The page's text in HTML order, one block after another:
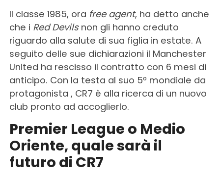
Il classe 1985, ora free agent, ha detto anche
che i Red Devilsnon gli hanno creduto
riguardo alla salute di sua figlia in estate. A
seguito delle sue dichiarazioni il Manchester
United ha rescisso il contratto con 6 mesi di
anticipo. Con la testa al suo 5º mondiale da
protagonista , CR7 è alla ricerca di un nuovo
club pronto ad accoglierlo.
Premier League o Medio
Oriente, quale sarà il
futuro di CR7